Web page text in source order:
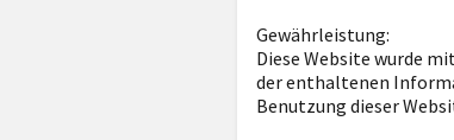
Gewährleistung:
Diese Website wurde
der enthaltenen
Benutzung dieser